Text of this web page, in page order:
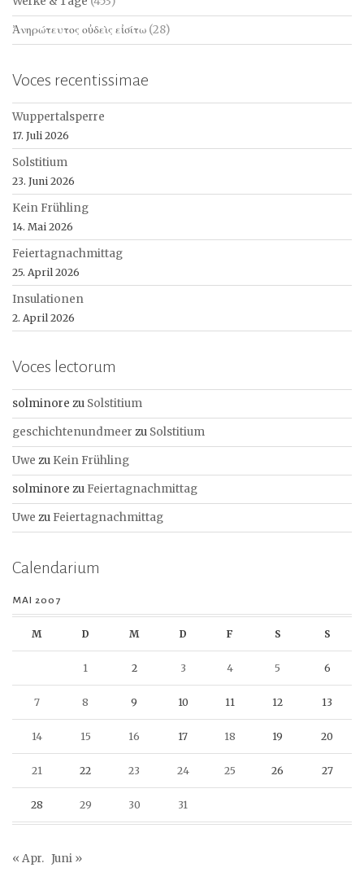
Ἀνηρώτευτος οὐδεὶς εἰσίτω (28)
Voces recentissimae
Wuppertalsperre
17. Juli 2026
Solstitium
23. Juni 2026
Kein Frühling
14. Mai 2026
Feiertagnachmittag
25. April 2026
Insulationen
2. April 2026
Voces lectorum
solminore zu Solstitium
geschichtenundmeer zu Solstitium
Uwe zu Kein Frühling
solminore zu Feiertagnachmittag
Uwe zu Feiertagnachmittag
Calendarium
MAI 2007
M D M D F S S
1 2 3 4 5 6
7 8 9 10 11 12 13
14 15 16 17 18 19 20
21 22 23 24 25 26 27
28 29 30 31
« Apr. Juni »